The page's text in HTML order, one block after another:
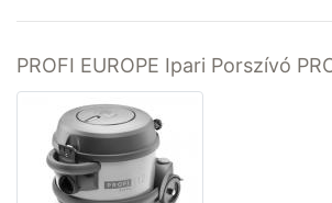
PROFI EUROPE Ipari Porszívó